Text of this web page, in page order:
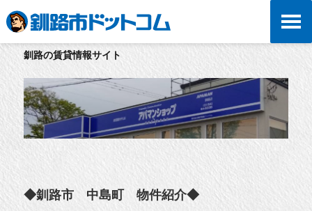
釧路の賃貸情報サイト
◆釧路市 中島町 物件紹介◆